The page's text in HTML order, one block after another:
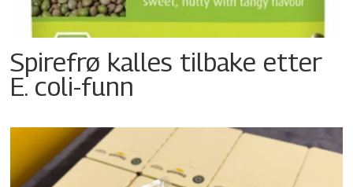
Spirefrø kalles tilbake etter
E. coli-funn